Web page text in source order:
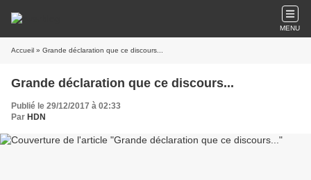
MENU
Accueil » Grande déclaration que ce discours...
Grande déclaration que ce discours...
Publié le 29/12/2017 à 02:33
Par HDN